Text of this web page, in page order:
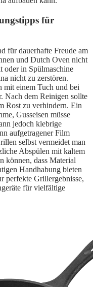
für
für dauerhafte Freude am
und Dutch Oven nicht
oder in Spülmaschine
nicht zu zerstören.
mit einem Tuch und bei
Nach dem Reinigen sollte
Rost zu verhindern. Ein
Gusseisen müsse
jedoch klebrige
aufgetragener Film
selbst vermeidet man
Abspülen mit kaltem
können, dass Material
Handhabung bieten
perfekte Grillergebnisse,
für vielfältige